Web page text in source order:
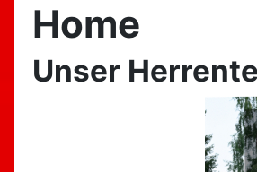
Home
Unser